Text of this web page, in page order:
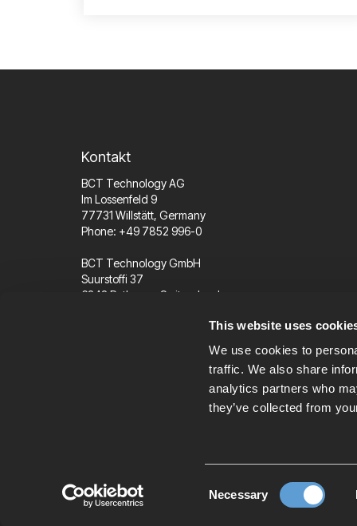
This website uses
We use cookies to
traffic. We also share
analytics partners who
they’ve collected from
Necessary
Kontakt
BCT Technology AG
Im Lossenfeld 9
77731 Willstätt, Germany
Phone: +49 7852 996-0
BCT Technology GmbH
Suurstoffi 37
6343 Rotkreuz, Switzerland
Datenschutzerklärung Hinweisgeberschutz
© 2026 BCT Technology AG